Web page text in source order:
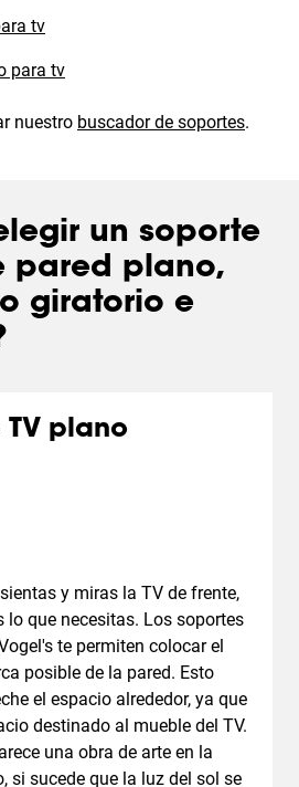
tv
para tv
nuestro buscador de soportes.
un soporte
pared plano,
giratorio e
plano
y miras la TV de frente,
lo que necesitas. Los soportes
te permiten colocar el
posible de la pared. Esto
el espacio alrededor, ya que
destinado al mueble del TV.
una obra de arte en la
si sucede que la luz del sol se